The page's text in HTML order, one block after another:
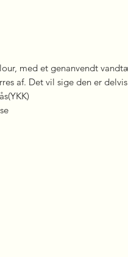
med et genanvendt
af. Det vil sige den er